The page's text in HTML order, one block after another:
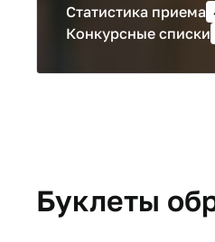
Статистика приема
Конкурсные списки
Буклеты